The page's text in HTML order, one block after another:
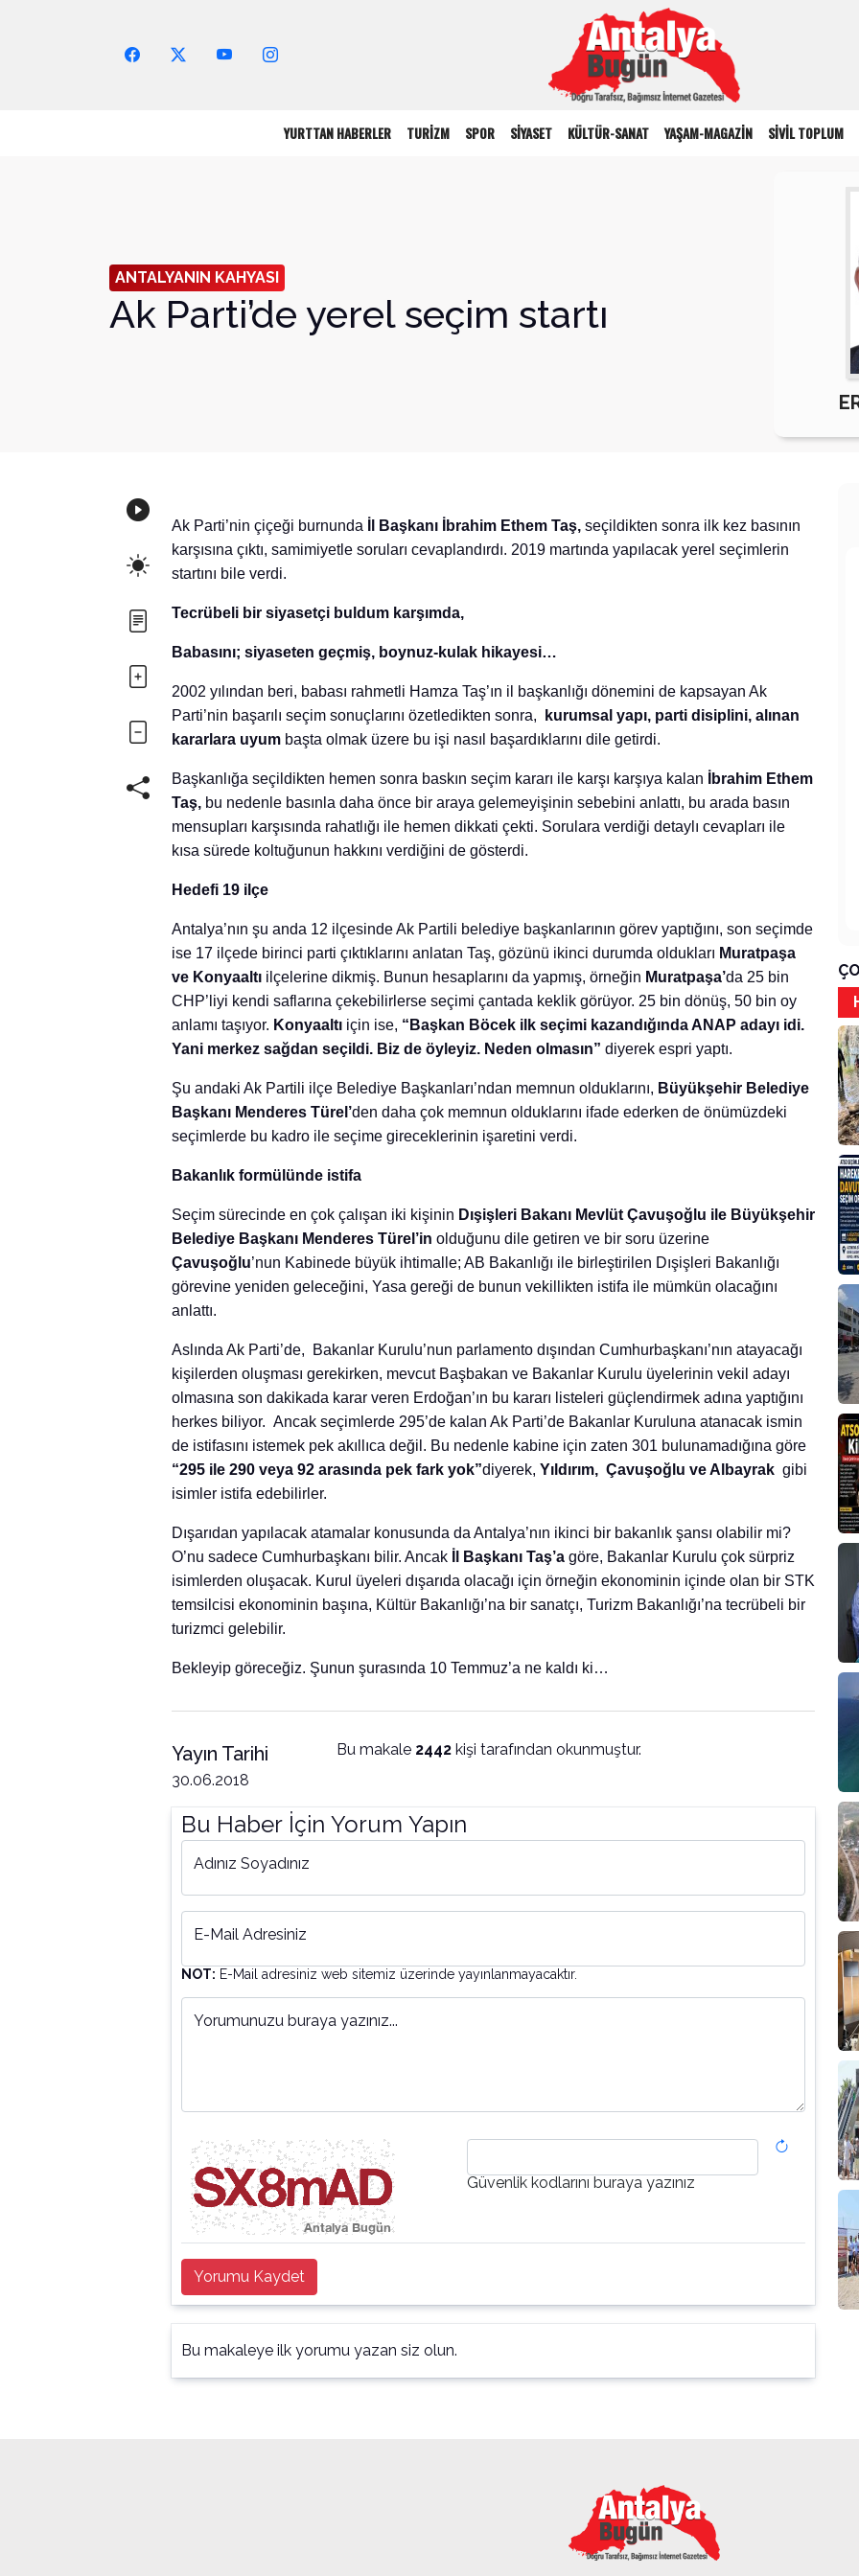
YURTTAN HABERLER TURİZM SPOR SİYASET KÜLTÜR-SANAT YAŞAM-MAGAZİN SİVİL TOPLUM
ANTALYANIN KAHYASI
Ak Parti’de yerel seçim startı
Ak Parti’nin çiçeği burnunda İl Başkanı İbrahim Ethem Taş, seçildikten sonra ilk kez basının
karşısına çıktı, samimiyetle soruları cevaplandırdı. 2019 martında yapılacak yerel seçimlerin
startını bile verdi.
Tecrübeli bir siyasetçi buldum karşımda,
Babasını; siyaseten geçmiş, boynuz-kulak hikayesi…
2002 yılından beri, babası rahmetli Hamza Taş’ın il başkanlığı dönemini de kapsayan Ak
Parti’nin başarılı seçim sonuçlarını özetledikten sonra,
kurumsal yapı, parti disiplini, alınan
kararlara uyum başta olmak üzere bu işi nasıl başardıklarını dile getirdi.
Başkanlığa seçildikten hemen sonra baskın seçim kararı ile karşı karşıya kalan
İbrahim Ethem
Taş, bu nedenle basınla daha önce bir araya gelemeyişinin sebebini anlattı, bu arada basın
mensupları karşısında rahatlığı ile hemen dikkati çekti. Sorulara verdiği detaylı cevapları ile
kısa sürede koltuğunun hakkını verdiğini de gösterdi.
Hedefi 19 ilçe
Antalya’nın şu anda 12 ilçesinde Ak Partili belediye başkanlarının görev yaptığını, son seçimde
ise 17 ilçede birinci parti çıktıklarını anlatan Taş, gözünü ikinci durumda oldukları Muratpaşa
ve Konyaaltı ilçelerine dikmiş. Bunun hesaplarını da yapmış, örneğin Muratpaşa’da 25 bin
CHP’liyi kendi saflarına çekebilirlerse seçimi çantada keklik görüyor. 25 bin dönüş, 50 bin oy
anlamı taşıyor. Konyaaltı için ise, “Başkan Böcek ilk seçimi kazandığında ANAP adayı idi.
Yani merkez sağdan seçildi. Biz de öyleyiz. Neden olmasın” diyerek espri yaptı.
Şu andaki Ak Partili ilçe Belediye Başkanları’ndan memnun olduklarını, Büyükşehir Belediye
Başkanı Menderes Türel’den daha çok memnun olduklarını ifade ederken de önümüzdeki
seçimlerde bu kadro ile seçime gireceklerinin işaretini verdi.
Bakanlık formülünde istifa
Seçim sürecinde en çok çalışan iki kişinin Dışişleri Bakanı Mevlüt Çavuşoğlu ile Büyükşehir
Belediye Başkanı Menderes Türel’in olduğunu dile getiren ve bir soru üzerine
Çavuşoğlu’nun Kabinede büyük ihtimalle; AB Bakanlığı ile birleştirilen Dışişleri Bakanlığı
görevine yeniden geleceğini, Yasa gereği de bunun vekillikten istifa ile mümkün olacağını
anlattı.
Aslında Ak Parti’de, Bakanlar Kurulu’nun parlamento dışından Cumhurbaşkanı’nın atayacağı
kişilerden oluşması gerekirken, mevcut Başbakan ve Bakanlar Kurulu üyelerinin vekil adayı
olmasına son dakikada karar veren Erdoğan’ın bu kararı listeleri güçlendirmek adına yaptığını
herkes biliyor. Ancak seçimlerde 295’de kalan Ak Parti’de Bakanlar Kuruluna atanacak ismin
de istifasını istemek pek akıllıca değil. Bu nedenle kabine için zaten 301 bulunamadığına göre
“295 ile 290 veya 92 arasında pek fark yok”diyerek, Yıldırım, Çavuşoğlu ve Albayrak gibi
isimler istifa edebilirler.
Dışarıdan yapılacak atamalar konusunda da Antalya’nın ikinci bir bakanlık şansı olabilir mi?
O’nu sadece Cumhurbaşkanı bilir. Ancak
İl Başkanı Taş’a göre, Bakanlar Kurulu çok sürpriz
isimlerden oluşacak. Kurul üyeleri dışarıda olacağı için örneğin ekonominin içinde olan bir STK
temsilcisi ekonominin başına, Kültür Bakanlığı’na bir sanatçı, Turizm Bakanlığı’na tecrübeli bir
turizmci gelebilir.
Bekleyip göreceğiz. Şunun şurasında 10 Temmuz’a ne kaldı ki…
Yayın Tarihi
30.06.2018
Bu makale 2442kişi tarafından okunmuştur.
Bu Haber İçin Yorum Yapın
Adınız Soyadınız
E-Mail Adresiniz
NOT: E-Mail adresiniz web sitemiz üzerinde yayınlanmayacaktır.
Yorumunuzu buraya yazınız...
Güvenlik kodlarını buraya yazınız
Yorumu Kaydet
Bu makaleye ilk yorumu yazan siz olun.
Arama Yap!